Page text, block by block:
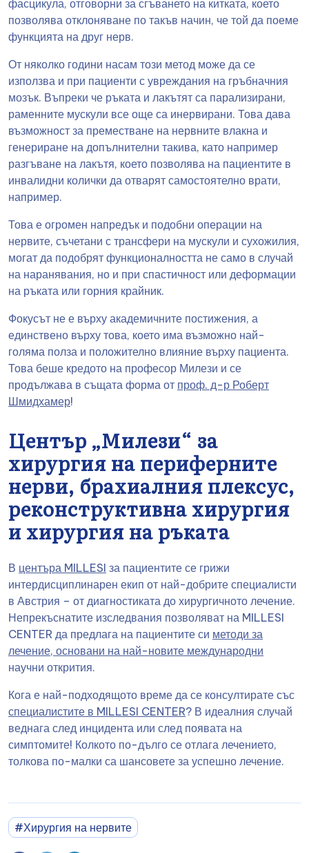
фасцикула, отговорни за сгъването на китката, което
позволява отклоняване по такъв начин, че той да поеме
функцията на друг нерв.
От няколко години насам този метод може да се
използва и при пациенти с увреждания на гръбначния
мозък. Въпреки че ръката и лакътят са парализирани,
раменните мускули все още са инервирани. Това дава
възможност за преместване на нервните влакна и
генериране на допълнителни такива, като например
разгъване на лакътя, което позволява на пациентите в
инвалидни колички да отварят самостоятелно врати,
например.
Това е огромен напредък и подобни операции на
нервите, съчетани с трансфери на мускули и сухожилия,
могат да подобрят функционалността не само в случай
на наранявания, но и при спастичност или деформации
на ръката или горния крайник.
Фокусът не е върху академичните постижения, а
единствено върху това, което има възможно най-
голяма полза и положително влияние върху пациента.
Това беше кредото на професор Милези и се
продължава в същата форма от проф. д-р Роберт
Шмидхамер!
Център „Милези“ за
хирургия на периферните
нерви, брахиалния плексус,
реконструктивна хирургия
и хирургия на ръката
В центъра MILLESI за пациентите се грижи
интердисциплинарен екип от най-добрите специалисти
в Австрия – от диагностиката до хирургичното лечение.
Непрекъснатите изследвания позволяват на MILLESI
CENTER да предлага на пациентите си методи за
лечение, основани на най-новите международни
научни открития.
Кога е най-подходящото време да се консултирате със
специалистите в MILLESI CENTER? В идеалния случай
веднага след инцидента или след появата на
симптомите! Колкото по-дълго се отлага лечението,
толкова по-малки са шансовете за успешно лечение.
#Хирургия на нервите